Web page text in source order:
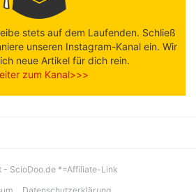
stets auf dem Laufenden. Schließ
unseren Instagram-Kanal ein. Wir
neue Artikel für dich rein.
zum Kanal>>>
- ScioDoo.de *=Affiliate-Link